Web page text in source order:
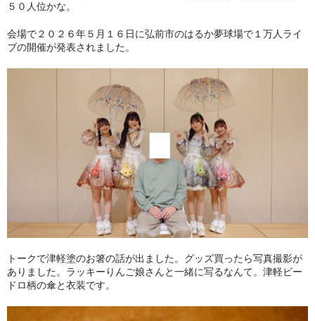
５０人位かな。
会場で２０２６年５月１６日に弘前市のはるか夢球場で１万人ライ
ブの開催が発表されました。
トークで津軽塗のお箸の話が出ました。グッズ買ったら写真撮影が
ありました。ラッキーりんご娘さんと一緒に写るなんて。津軽ビー
ドロ柄の傘と衣装です。